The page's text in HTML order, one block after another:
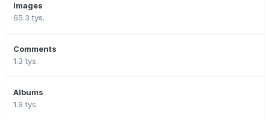
Images
65.3 tys.
Comments
1.3 tys.
Albums
1.9 tys.